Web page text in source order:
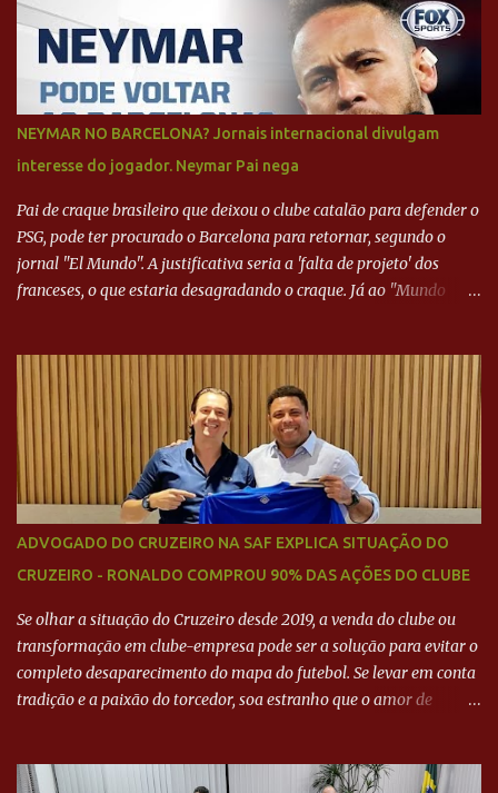
NEYMAR NO BARCELONA? Jornais internacional divulgam
interesse do jogador. Neymar Pai nega
Pai de craque brasileiro que deixou o clube catalão para defender o
PSG, pode ter procurado o Barcelona para retornar, segundo o
jornal "El Mundo". A justificativa seria a 'falta de projeto' dos
franceses, o que estaria desagradando o craque. Já ao "Mundo
Neymar Pai nega
ADVOGADO DO CRUZEIRO NA SAF EXPLICA SITUAÇÃO DO
CRUZEIRO - RONALDO COMPROU 90% DAS AÇÕES DO CLUBE
Se olhar a situação do Cruzeiro desde 2019, a venda do clube ou
transformação em clube-empresa pode ser a solução para evitar o
completo desaparecimento do mapa do futebol. Se levar em conta
tradição e a paixão do torcedor, soa estranho que o amor de
feito imediatamente para pagamento de dívidas emergenciais e